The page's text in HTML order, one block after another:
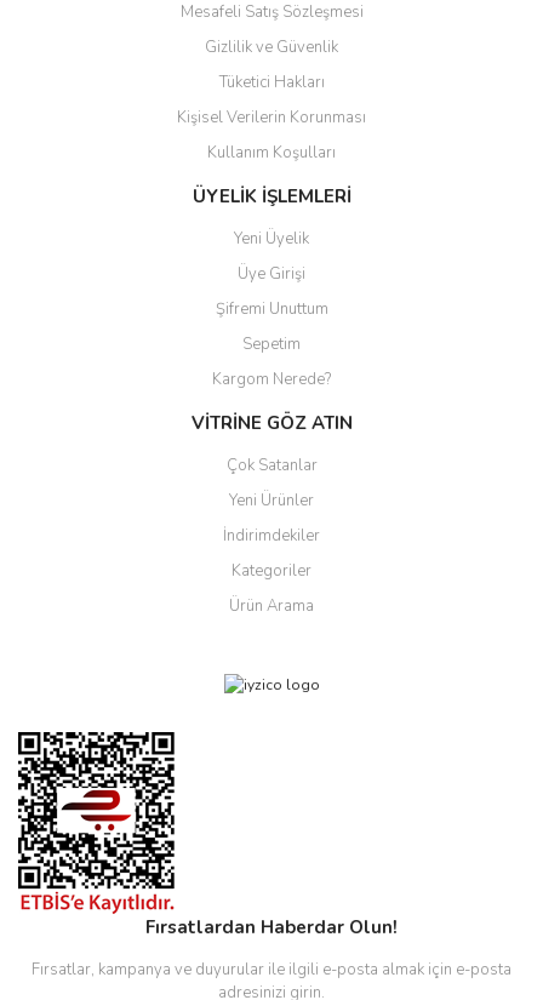
Gönder
Mesafeli Satış Sözleşmesi
Gizlilik ve Güvenlik
Tüketici Hakları
Kişisel Verilerin Korunması
Kullanım Koşulları
ÜYELİK İŞLEMLERİ
Yeni Üyelik
Üye Girişi
Şifremi Unuttum
Sepetim
Kargom Nerede?
VİTRİNE GÖZ ATIN
Çok Satanlar
Yeni Ürünler
İndirimdekiler
Kategoriler
Ürün Arama
Fırsatlardan Haberdar Olun!
Fırsatlar, kampanya ve duyurular ile ilgili e-posta almak için e-posta
adresinizi girin.